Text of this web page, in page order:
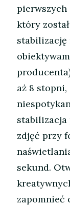
pierwszych
który
stabilizację
aż 8 stopni,
stabilizacja
zdjęć przy
sekund.
zapomnieć